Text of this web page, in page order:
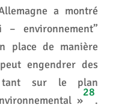
a montré
– environnement”
place de manière
engendrer des
tant sur le plan
»
28
.